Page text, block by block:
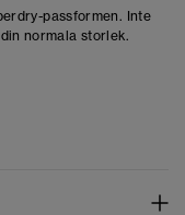
passformen. Inte
normala storlek.